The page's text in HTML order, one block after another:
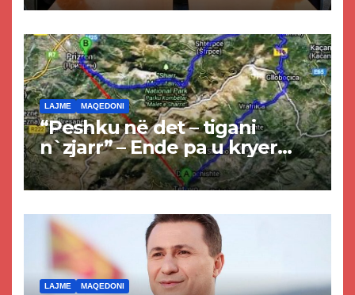
LAJME MAQEDONI
“Peshku në det – tigani
n`zjarr” – Ende pa u kryer
projekti i tunelit, komuna e
Tetovës nis punimet për
LAJME MAQEDONI